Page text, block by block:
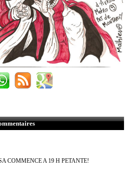
COMMENCE A 19 H PETANTE!